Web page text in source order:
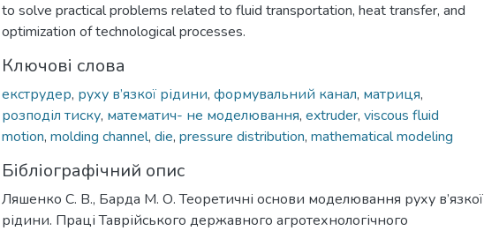
to solve practical problems related to fluid transportation, heat transfer, and
optimization of technological processes.
Ключові слова
екструдер, руху в’язкої рідини, формувальний канал, матриця,
розподіл тиску, математич- не моделювання, extruder, viscous fluid
motion, molding channel, die, pressure distribution, mathematical modeling
Бібліографічний опис
Ляшенко С. В., Барда М. О. Теоретичні основи моделювання руху в’язкої
рідини. Праці Таврійського державного агротехнологічного